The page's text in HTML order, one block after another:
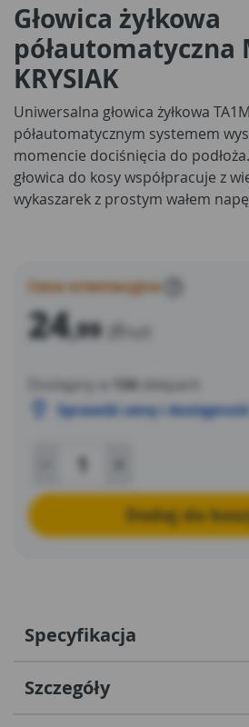
Głowica żyłkowa
półautomatyczna
KRYSIAK
Uniwersalna głowica żyłkowa
półautomatycznym systemem
momencie dociśnięcia do
głowica do kosy współpracuje z
wykaszarek z prostym wałem
wykonana z wytrzymałego
dlatego jest lekka i z łatwością
odporny na ścieranie, dlatego
produkt będzie Ci dobrze służył
Cena orientacyjna
24,99 zł
Dostępny w 134 sklepach
Sprawdź cenę i dostępność
Dodaj do
Specyfikacja
Szczegóły